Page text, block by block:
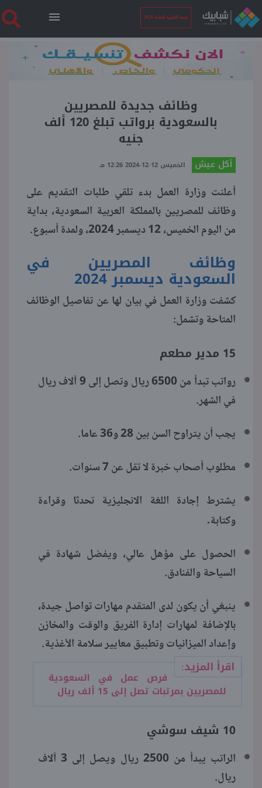
نتيجة الثانوية العامة 2026
الرئيسية
نتيجة الثانوية العامة 2026
أخبار ساخنة
بوابة الطلبة
منوعات
وظائف جديدة للمصريين
بالسعودية برواتب تبلغ 120 ألف
جنيه
أكل عيش الخميس 12-12-2024 12:26 مـ
أعلنت وزارة العمل بدء تلقي طلبات التقديم على
وظائف للمصريين بالمملكة العربية السعودية، بداية
من اليوم الخميس، 12 ديسمبر 2024، ولمدة أسبوع.
وظائف المصريين في
السعودية ديسمبر 2024
كشفت وزارة العمل في بيان لها عن تفاصيل الوظائف
المتاحة وتشمل:
15 مدير مطعم
رواتب تبدأ من 6500 ريال وتصل إلى 9 آلاف ريال
في الشهر.
يجب أن يتراوح السن بين 28 و36 عاما.
مطلوب أصحاب خبرة لا تقل عن 7 سنوات.
يشترط إجادة اللغة الانجليزية تحدثا وقراءة
وكتابة.
الحصول على مؤهل عالي، ويفضل شهادة في
السياحة والفنادق.
ينبغي أن يكون لدى المتقدم مهارات تواصل جيدة،
بالإضافة لمهارات إدارة الفريق والوقت والمخازن
وإعداد الميزانيات وتطبيق معايير سلامة الأغذية.
اقرأ المزيد:
فرص عمل في السعودية
للمصريين بمرتبات تصل إلى 15 ألف ريال
10 شيف سوشي
الراتب يبدأ من 2500 ريال ويصل إلى 3 آلاف
ريال.